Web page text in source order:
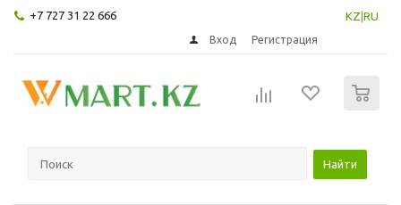
+7 727 31 22 666 KZ RU
Вход Регистрация
Найти